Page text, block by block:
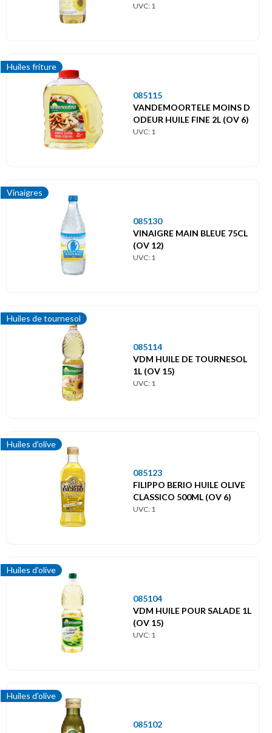
UVC: 1
Huiles friture
085115
VANDEMOORTELE MOINS D
ODEUR HUILE FINE 2L (OV 6)
UVC: 1
Vinaigres
085130
VINAIGRE MAIN BLEUE 75CL
(OV 12)
UVC: 1
Huiles de tournesol
085114
VDM HUILE DE TOURNESOL
1L (OV 15)
UVC: 1
Huiles d'olive
085123
FILIPPO BERIO HUILE OLIVE
CLASSICO 500ML (OV 6)
UVC: 1
Huiles d'olive
085104
VDM HUILE POUR SALADE 1L
(OV 15)
UVC: 1
Huiles d'olive
085102